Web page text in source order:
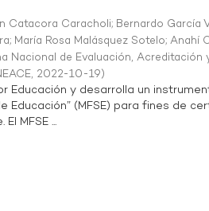
Catacora Caracholi; Bernardo García
; María Rosa Malásquez Sotelo;Anahí
Nacional de Evaluación, Acreditación
, 2022-10-19)
Educación y desarrolla un
Educación” (MFSE) para fines de
MFSE ...